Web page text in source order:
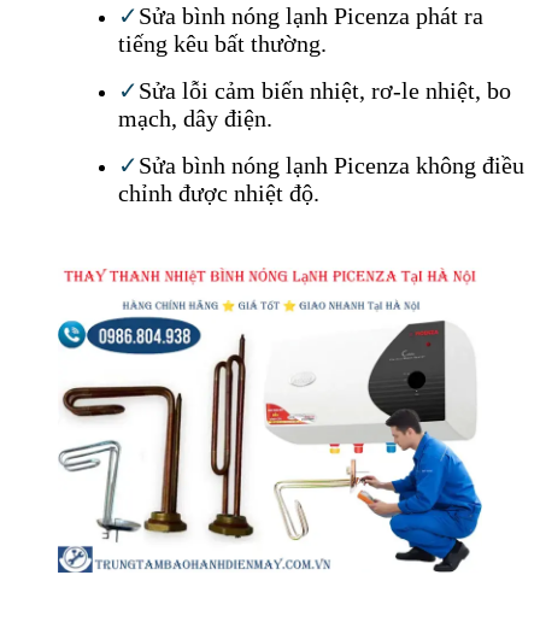
✓Sửa bình nóng lạnh Picenza phát ra
tiếng kêu bất thường.
✓Sửa lỗi cảm biến nhiệt, rơ-le nhiệt, bo
mạch, dây điện.
✓Sửa bình nóng lạnh Picenza không điều
chỉnh được nhiệt độ.